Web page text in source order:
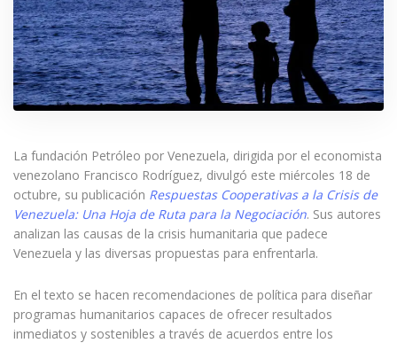
La fundación Petróleo por Venezuela, dirigida por el economista
venezolano Francisco Rodríguez, divulgó este miércoles 18 de
octubre, su publicación Respuestas Cooperativas a la Crisis de
Venezuela: Una Hoja de Ruta para la Negociación. Sus autores
analizan las causas de la crisis humanitaria que padece
Venezuela y las diversas propuestas para enfrentarla.
En el texto se hacen recomendaciones de política para diseñar
programas humanitarios capaces de ofrecer resultados
inmediatos y sostenibles a través de acuerdos entre los